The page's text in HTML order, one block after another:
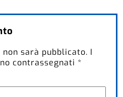
sarà pubblicato. I
contrassegnati *